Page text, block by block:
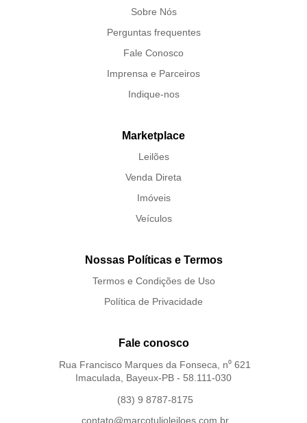
Sobre Nós
Perguntas frequentes
Fale Conosco
Imprensa e Parceiros
Indique-nos
Marketplace
Leilões
Venda Direta
Imóveis
Veículos
Nossas Políticas e Termos
Termos e Condições de Uso
Política de Privacidade
Fale conosco
Rua Francisco Marques da Fonseca, n⁰ 621
Imaculada, Bayeux-PB - 58.111-030
(83) 9 8787-8175
contato@marcotulioleiloes.com.br